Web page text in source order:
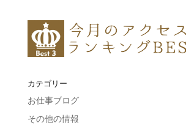
カテゴリー
お仕事ブログ
その他の情報